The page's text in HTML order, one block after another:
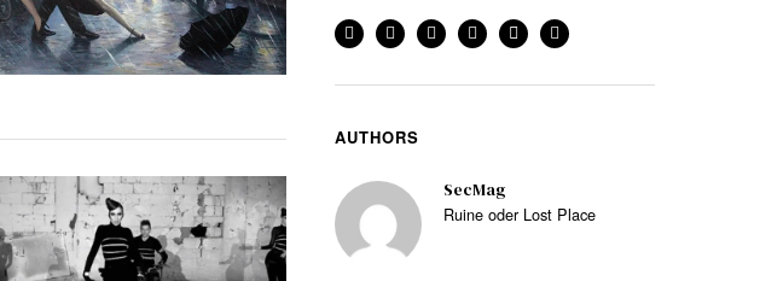
AUTHORS
SecMag
Ruine oder Lost Place